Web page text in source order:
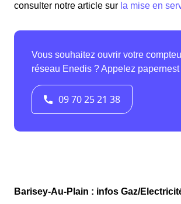
consulter notre article sur la mise en
Barisey-Au-Plain : infos Gaz/